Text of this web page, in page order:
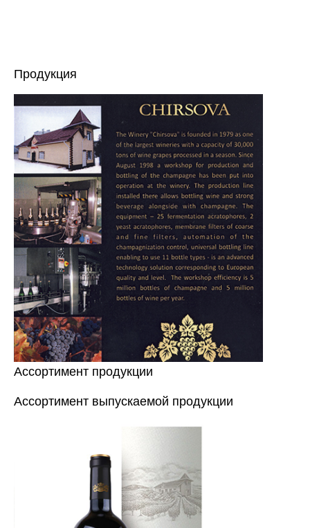
Продукция
Ассортимент продукции
Ассортимент выпускаемой продукции